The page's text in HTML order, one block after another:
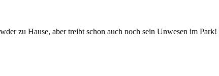
zu Hause, aber treibt schon auch noch sein Unwesen im Park!